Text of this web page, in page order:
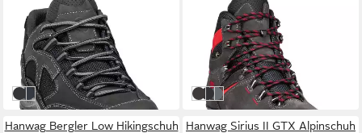
HANWAG
Gritstone II GTX Hikingschuh
Vielseitiger Outdoor-Schuh
für Wanderungen und
Trekkingtouren mit
189,95 € UVP239,90 €
-21%
asphalt/black
navy/asphalt
HANWAG
Tatra Light GTX Hikingschuh
Vielseitiger Wanderschuh für
Herren mit wasserdichtem
GORE-TEX, ideal
208,15 € UVP279,90 €
-26%
asphalt/red
asphalt/yellow
graphite/light grey
Hanwag Bergler Low Hikingschuh
Hanwag Sirius II GTX Alpinschuh